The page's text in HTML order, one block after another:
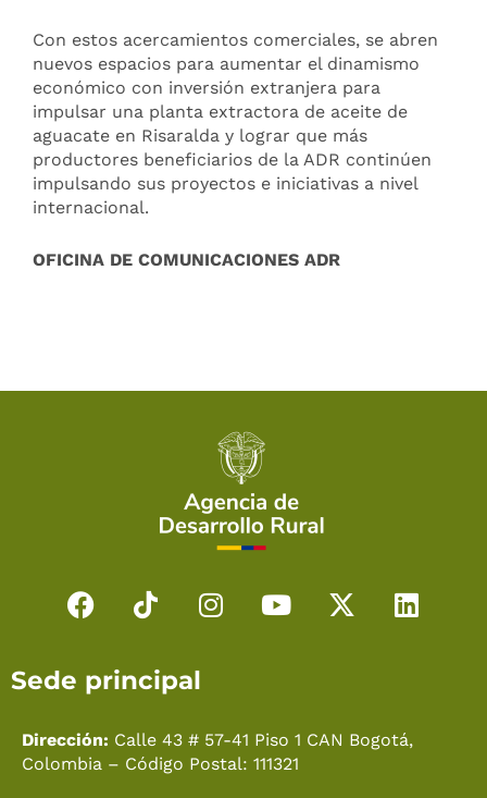
Con estos acercamientos comerciales, se abren
nuevos espacios para aumentar el dinamismo
económico con inversión extranjera para
impulsar una planta extractora de aceite de
aguacate en Risaralda y lograr que más
productores beneficiarios de la ADR continúen
impulsando sus proyectos e iniciativas a nivel
internacional.
OFICINA DE COMUNICACIONES ADR
F
e
o
o
T
t
k
I
g
r
Y
b
e
X
t
L
d
Sede principal
Dirección: Calle 43 # 57-41 Piso 1 CAN Bogotá,
Colombia – Código Postal: 111321